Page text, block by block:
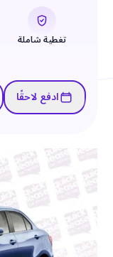
تغطية شاملة
ادفع لاحقًا